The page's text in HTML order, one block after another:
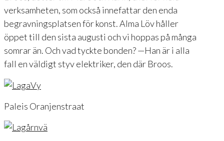
verksamheten, som också innefattar den enda
begravningsplatsen för konst. Alma Löv håller
öppet till den sista augusti och vi hoppas på många
somrar än. Och vad tyckte bonden? —Han är i alla
fall en väldigt styv elektriker, den där Broos.
Paleis Oranjenstraat